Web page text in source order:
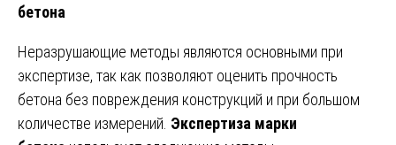
бетона
Неразрушающие методы являются основными при
экспертизе, так как позволяют оценить прочность
бетона без повреждения конструкций и при большом
количестве измерений. Экспертиза марки